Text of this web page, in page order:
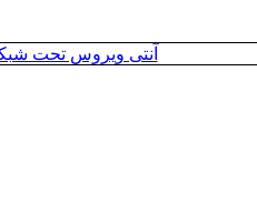
آنتی ویروس تحت